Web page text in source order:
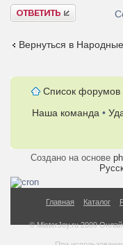
Ответить
Вернуться в
Список форумов
Наша команда •
Создано на основе
Главная Каталог
© MisterJoy.ru 2009